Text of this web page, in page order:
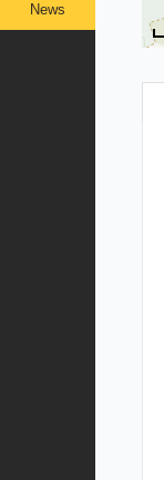
News